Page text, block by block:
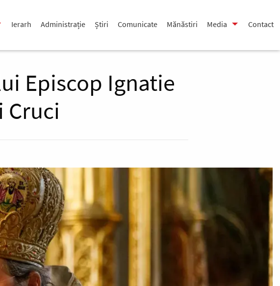
Ierarh Administrație Știri Comunicate Mănăstiri Media Contact
Episcop Ignatie
Cruci